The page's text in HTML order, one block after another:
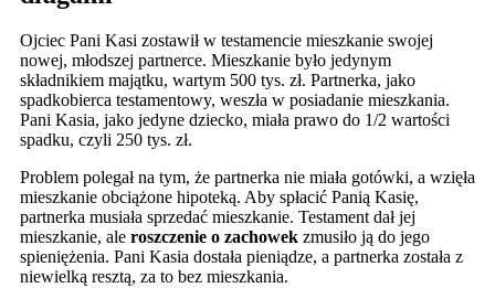
Ojciec Pani Kasi zostawił w testamencie mieszkanie swojej
nowej, młodszej partnerce. Mieszkanie było jedynym
składnikiem majątku, wartym 500 tys. zł. Partnerka, jako
spadkobierca testamentowy, weszła w posiadanie mieszkania.
Pani Kasia, jako jedyne dziecko, miała prawo do 1/2 wartości
spadku, czyli 250 tys. zł.
Problem polegał na tym, że partnerka nie miała gotówki, a wzięła
mieszkanie obciążone hipoteką. Aby spłacić Panią Kasię,
partnerka musiała sprzedać mieszkanie. Testament dał jej
mieszkanie, ale roszczenie o zachowek zmusiło ją do jego
spieniężenia. Pani Kasia dostała pieniądze, a partnerka została z
niewielką resztą, za to bez mieszkania.